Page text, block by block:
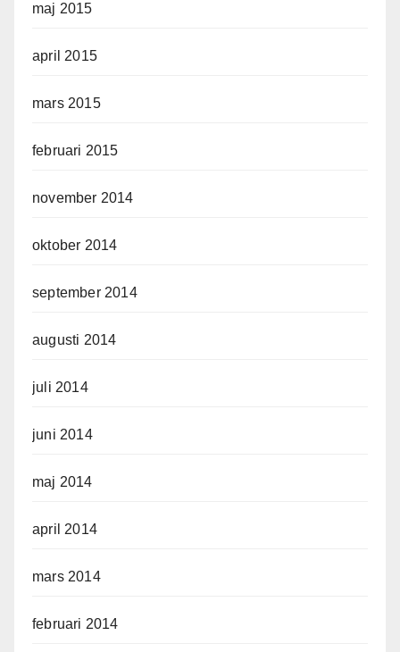
maj 2015
april 2015
mars 2015
februari 2015
november 2014
oktober 2014
september 2014
augusti 2014
juli 2014
juni 2014
maj 2014
april 2014
mars 2014
februari 2014